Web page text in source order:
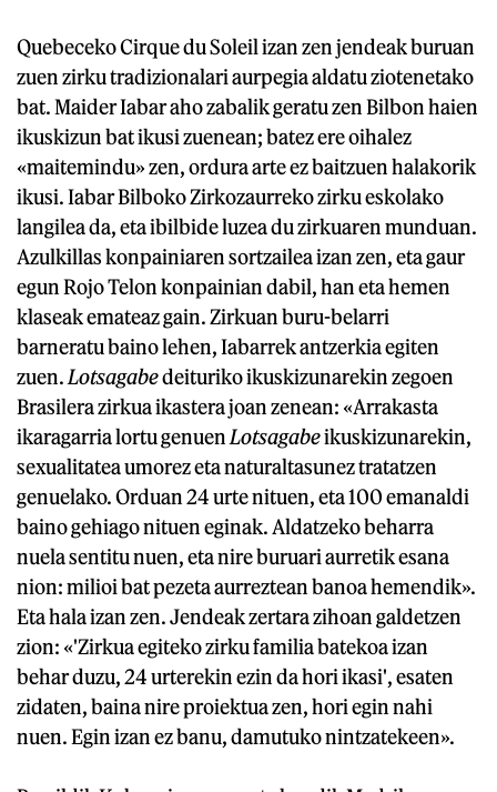
Quebeceko Cirque du Soleil izan zen jendeak buruan
zuen zirku tradizionalari aurpegia aldatu ziotenetako
bat. Maider Iabar aho zabalik geratu zen Bilbon haien
ikuskizun bat ikusi zuenean; batez ere oihalez
«maitemindu» zen, ordura arte ez baitzuen halakorik
ikusi. Iabar Bilboko Zirkozaurreko zirku eskolako
langilea da, eta ibilbide luzea du zirkuaren munduan.
Azulkillas konpainiaren sortzailea izan zen, eta gaur
egun Rojo Telon konpainian dabil, han eta hemen
klaseak emateaz gain. Zirkuan buru-belarri
barneratu baino lehen, Iabarrek antzerkia egiten
zuen. Lotsagabedeituriko ikuskizunarekin zegoen
Brasilera zirkua ikastera joan zenean: «Arrakasta
ikaragarria lortu genuen Lotsagabeikuskizunarekin,
sexualitatea umorez eta naturaltasunez tratatzen
genuelako. Orduan 24 urte nituen, eta 100 emanaldi
baino gehiago nituen eginak. Aldatzeko beharra
nuela sentitu nuen, eta nire buruari aurretik esana
nion: milioi bat pezeta aurreztean banoa hemendik».
Eta hala izan zen. Jendeak zertara zihoan galdetzen
zion: «'Zirkua egiteko zirku familia batekoa izan
behar duzu, 24 urterekin ezin da hori ikasi', esaten
zidaten, baina nire proiektua zen, hori egin nahi
nuen. Egin izan ez banu, damutuko nintzatekeen».